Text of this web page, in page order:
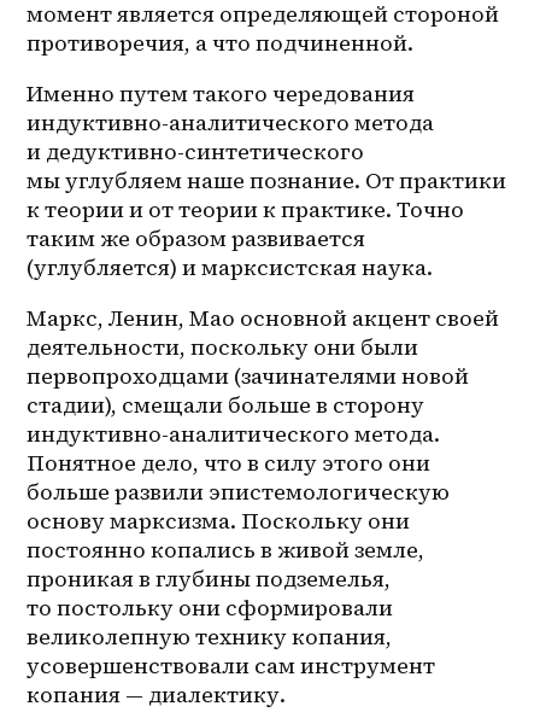
момент является определяющей стороной
противоречия, а что подчиненной.
Именно путем такого чередования
индуктивно-аналитического метода
и дедуктивно-синтетического
мы углубляем наше познание. От практики
к теории и от теории к практике. Точно
таким же образом развивается
(углубляется) и марксистская наука.
Маркс, Ленин, Мао основной акцент своей
деятельности, поскольку они были
первопроходцами (зачинателями новой
стадии), смещали больше в сторону
индуктивно-аналитического метода.
Понятное дело, что в силу этого они
больше развили эпистемологическую
основу марксизма. Поскольку они
постоянно копались в живой земле,
проникая в глубины подземелья,
то постольку они сформировали
великолепную технику копания,
усовершенствовали сам инструмент
копания — диалектику.